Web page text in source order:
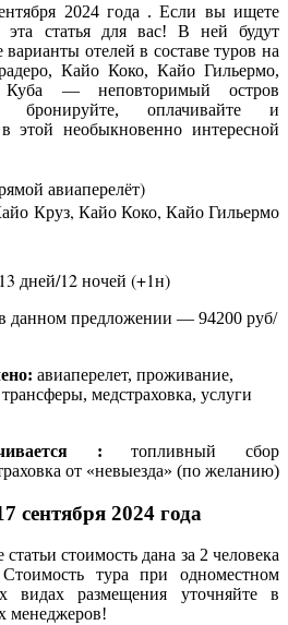
2024 года . Если вы ищете
статья для вас! В ней будут
отелей в составе туров на
Кайо Коко, Кайо Гильермо,
Куба — неповторимый остров
бронируйте, оплачивайте и
этой необыкновенно интересной
авиаперелёт)
Круз, Кайо Коко, Кайо Гильермо
дней/12 ночей (+1н)
данном предложении — 94200 руб/
авиаперелет, проживание,
медстраховка, услуги
: топливный сбор
от «невыезда» (по желанию)
сентября 2024 года
стоимость дана за 2 человека
тура при одноместном
видах размещения уточняйте в
менеджеров!